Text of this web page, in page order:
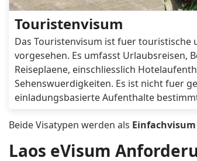
Palau
Philippines
Russia
Samoa
Touristenvisum
Das Touristenvisum ist fuer touristische
vorgesehen. Es umfasst Urlaubsreisen,
Reiseplaene, einschliesslich
Sehenswuerdigkeiten. Es ist nicht fuer
einladungsbasierte Aufenthalte
Beide Visatypen werden als Einfachvisum
Laos eVisum